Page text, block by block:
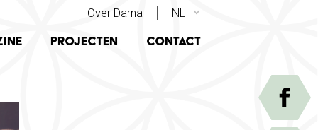
NL
SECONDARY TOP MENU
Over Darna
Projecten Contact